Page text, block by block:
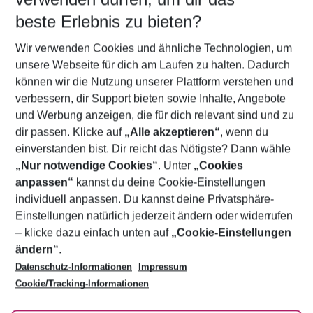
5-8 Nächte
2 Erwachsene Keine Kinder
Mehr Filter anzeigen
Footer
Footer navigation
Über uns
AGB
Bestpreisgarantie
Cookie-Einstellungen ändern
Cookie-Richtlinie
Agenturbetreuung
Barrierefreies Reisen
Folge uns
beste Erlebnis zu bieten?
Wir verwenden Cookies und ähnliche Technologien, um
unsere Webseite für dich am Laufen zu halten. Dadurch
können wir die Nutzung unserer Plattform verstehen und
verbessern, dir Support bieten sowie Inhalte, Angebote
und Werbung anzeigen, die für dich relevant sind und zu
dir passen. Klicke auf „Alle akzeptieren“, wenn du
einverstanden bist. Dir reicht das Nötigste? Dann wähle
„Nur notwendige Cookies“. Unter „Cookies
anpassen“ kannst du deine Cookie-Einstellungen
individuell anpassen. Du kannst deine Privatsphäre-
Einstellungen natürlich jederzeit ändern oder widerrufen
– klicke dazu einfach unten auf „Cookie-Einstellungen
ändern“.
Datenschutz-Informationen
Impressum
Cookie/Tracking-Informationen